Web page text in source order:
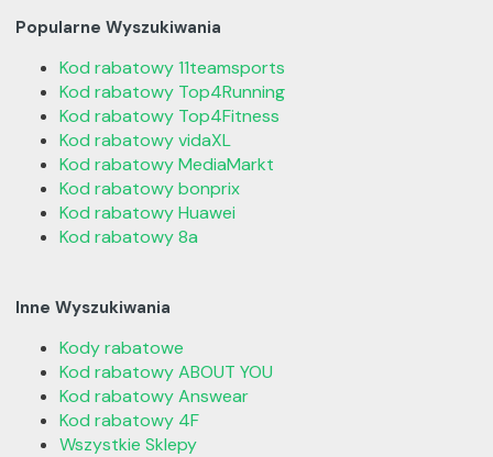
Popularne Wyszukiwania
Kod rabatowy 11teamsports
Kod rabatowy Top4Running
Kod rabatowy Top4Fitness
Kod rabatowy vidaXL
Kod rabatowy MediaMarkt
Kod rabatowy bonprix
Kod rabatowy Huawei
Kod rabatowy 8a
Inne Wyszukiwania
Kody rabatowe
Kod rabatowy ABOUT YOU
Kod rabatowy Answear
Kod rabatowy 4F
Wszystkie Sklepy